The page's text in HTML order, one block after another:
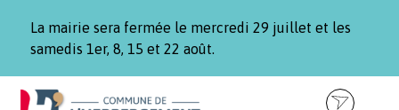
La mairie sera fermée le mercredi 29 juillet et les
samedis 1er, 8, 15 et 22 août.
Aller
Aller
Aller